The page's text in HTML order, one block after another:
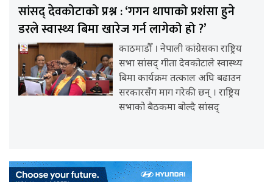
सांसद् देवकोटाको प्रश्न : ‘गगन थापाको प्रशंसा हुने
डरले स्वास्थ्य बिमा खारेज गर्न लागेको हो ?’
काठमाडौँ । नेपाली कांग्रेसका राष्ट्रिय
सभा सांसद् गीता देवकोटाले स्वास्थ्य
बिमा कार्यक्रम तत्काल अघि बढाउन
सरकारसँग माग गरेकी छन् । राष्ट्रिय
सभाको बैठकमा बोल्दै सांसद्